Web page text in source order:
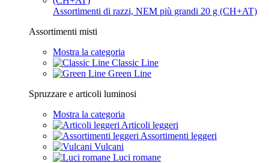
Assortimenti di razzi, NEM più grandi 20 g (CH+AT)
Assortimenti misti
Mostra la categoria
Classic Line
Green Line
Spruzzare e articoli luminosi
Mostra la categoria
Articoli leggeri
Assortimenti leggeri
Vulcani
Luci romane